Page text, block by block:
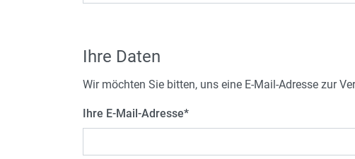
Ihre Daten
Wir möchten Sie bitten, uns eine E-Mail-Adresse zur
Ihre E-Mail-Adresse*